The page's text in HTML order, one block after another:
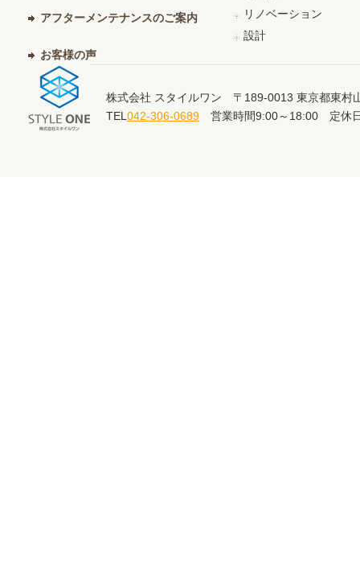
アフターメンテナンスのご案内
お客様の声
リノベーション
設計
株式会社 スタイルワン 〒189-0013 東京都東村
TEL 042-306-0689 営業時間9:00～18:00 定休